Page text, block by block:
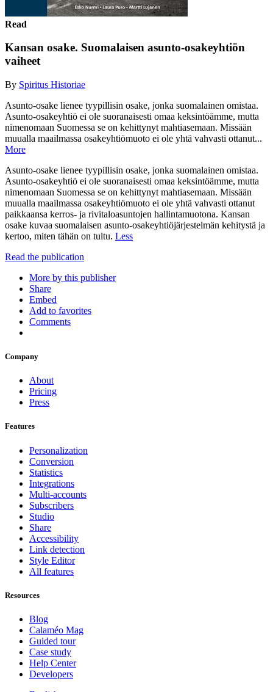
Read
Kansan osake. Suomalaisen asunto-osakeyhtiön
vaiheet
By Spiritus Historiae
Asunto-osake lienee tyypillisin osake, jonka suomalainen omistaa.
Asunto-osakeyhtiö ei ole suoranaisesti omaa keksintöämme, mutta
nimenomaan Suomessa se on kehittynyt mahtiasemaan. Missään
muualla maailmassa osakeyhtiömuoto ei ole yhtä vahvasti ottanut...
More
Asunto-osake lienee tyypillisin osake, jonka suomalainen omistaa.
Asunto-osakeyhtiö ei ole suoranaisesti omaa keksintöämme, mutta
nimenomaan Suomessa se on kehittynyt mahtiasemaan. Missään
muualla maailmassa osakeyhtiömuoto ei ole yhtä vahvasti ottanut
paikkaansa kerros- ja rivitaloasuntojen hallintamuotona. Kansan
osake kuvaa suomalaisen asunto-osakeyhtiöjärjestelmän kehitystä ja
kertoo, miten tähän on tultu. Less
Read the publication
More by this publisher
Share
Embed
Add to favorites
Comments
Company
About
Pricing
Press
Features
Personalization
Conversion
Statistics
Integrations
Multi-accounts
Subscribers
Studio
Share
Accessibility
Link detection
Style Editor
All features
Resources
Blog
Calaméo Mag
Guided tour
Case study
Help Center
Developers